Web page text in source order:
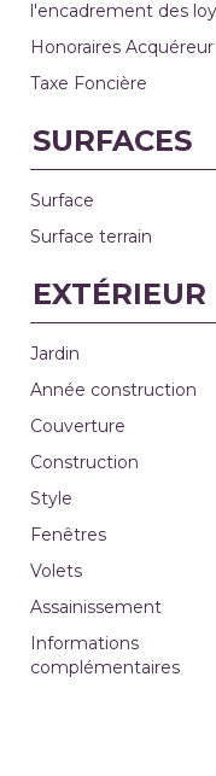
l'encadrement des
Honoraires Acquéreur
Taxe Foncière
SURFACES
Surface
Surface terrain
EXTÉRIEUR
Jardin
Année construction
Couverture
Construction
Style
Fenêtres
Volets
Assainissement
Informations
complémentaires